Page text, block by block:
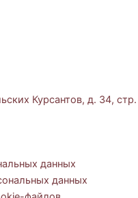
Курсантов, д. 34, стр.
данных
данных